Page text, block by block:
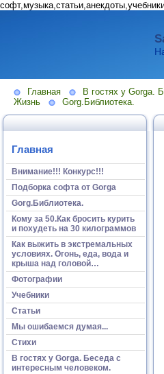
Главная В гостях у Gorga.
Жизнь
Gorg.Библиотека.
Главная
Внимание!!! Конкурс!!!
Подборка софта от Gorga
Gorg.Библиотека.
Кому за 50.Как бросить курить
и похудеть на 30 килограммов
Как выжить в экстремальных
условиях. Огонь, еда, вода и
крыша над головой…
Фотографии
Учебники
Статьи
Мы ошибаемся думая...
Стихи
В гостях у Gorga. Беседа с
интересным человеком.